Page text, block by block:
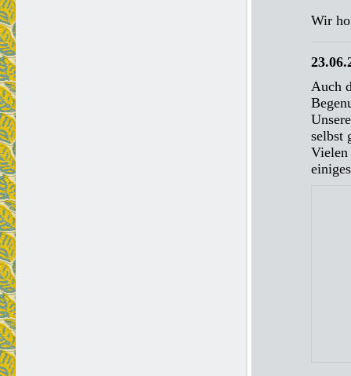
Wir
Auch
selbst
Vielen